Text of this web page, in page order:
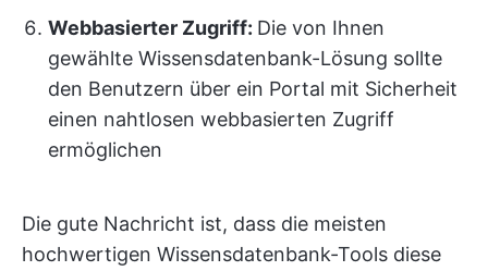
Webbasierter Zugriff: Die von Ihnen
gewählte Wissensdatenbank-Lösung sollte
den Benutzern über ein Portal mit Sicherheit
einen nahtlosen webbasierten Zugriff
ermöglichen
Die gute Nachricht ist, dass die meisten
hochwertigen Wissensdatenbank-Tools diese